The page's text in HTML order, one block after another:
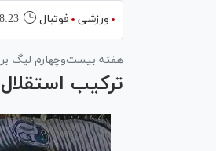
ورزشی فوتبال
هفته بیست‌وچهارم لیگ
ترکیب